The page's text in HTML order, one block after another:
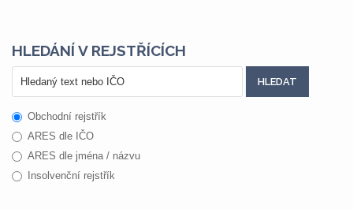
HLEDÁNÍ V REJSTŘÍCÍCH
Obchodní rejstřík
ARES dle IČO
ARES dle jména / názvu
Insolvenční rejstřík